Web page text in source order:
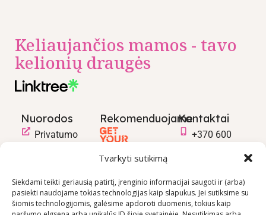
Tvarkyti sutikimą
Siekdami teikti geriausią patirtį, įrenginio informacijai saugoti ir (arba)
pasiekti naudojame tokias technologijas kaip slapukus. Jei sutiksime su
šiomis technologijomis, galėsime apdoroti duomenis, tokius kaip
Keliaujančios mamos - tavo
kelionių draugės
Nuorodos
Privatumo
pirkimo –
pardavimo
taisyklės
RekomenduojameKontaktai
+370 600